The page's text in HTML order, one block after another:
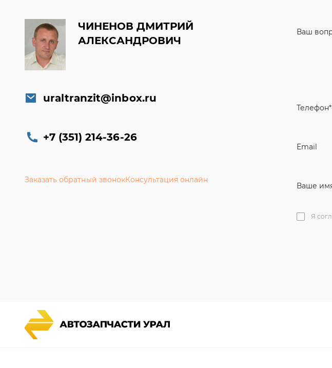
ЧИНЕНОВ ДМИТРИЙ
АЛЕКСАНДРОВИЧ
uraltranzit@inbox.ru
+7 (351) 214-36-26
Заказать обратный звонокКонсультация онлайн
Ваш
Я
Каталог запчастей